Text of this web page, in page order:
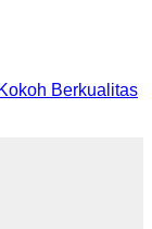
Berkualitas